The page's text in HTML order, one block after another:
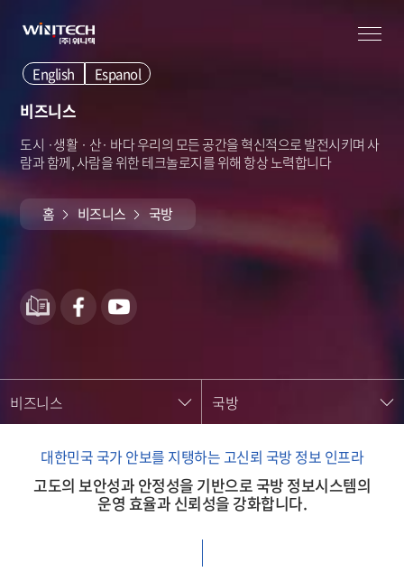
English Espanol
비즈니스
도시 ·생활 · 산· 바다 우리의 모든 공간을 혁신적으로 발전시키며 사
람과 함께, 사람을 위한 테크놀로지를 위해 항상 노력합니다
홈 비즈니스 국방
비즈니스 국방
대한민국 국가 안보를 지탱하는 고신뢰 국방 정보 인프라
고도의 보안성과 안정성을 기반으로 국방 정보시스템의
운영 효율과 신뢰성을 강화합니다.